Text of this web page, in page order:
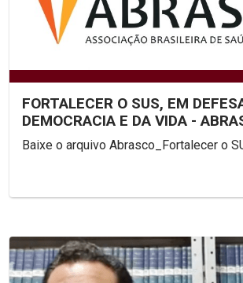
FORTALECER O SUS, EM
DEMOCRACIA E DA VIDA -
(ASSOCIAÇÃO BRASILEIRA DE
Baixe o arquivo Abrasco_Fortalecer o